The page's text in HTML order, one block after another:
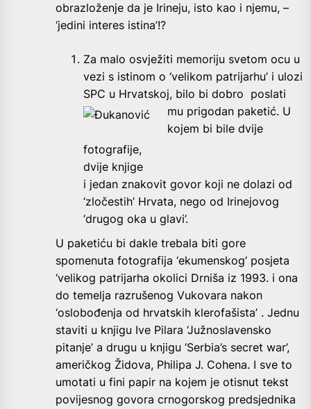
obrazloženje da je Irineju, isto kao i njemu, –
‘jedini interes istina’!?
Za malo osvježiti memoriju svetom ocu u
vezi s istinom o ‘velikom patrijarhu’ i ulozi
SPC u Hrvatskoj, bilo bi dobro poslati
mu prigodan paketić. U
kojem bi bile dvije
fotografije,
dvije knjige
i jedan znakovit govor koji ne dolazi od
‘zločestih’ Hrvata, nego od Irinejovog
‘drugog oka u glavi’.
U paketiću bi dakle trebala biti gore
spomenuta fotografija ‘ekumenskog’ posjeta
‘velikog patrijarha okolici Drniša iz 1993. i ona
do temelja razrušenog Vukovara nakon
‘oslobođenja od hrvatskih klerofašista’ . Jednu
staviti u knjigu Ive Pilara ‘Južnoslavensko
pitanje’ a drugu u knjigu ‘Serbia’s secret war’,
američkog Židova, Philipa J. Cohena. I sve to
umotati u fini papir na kojem je otisnut tekst
povijesnog govora crnogorskog predsjednika